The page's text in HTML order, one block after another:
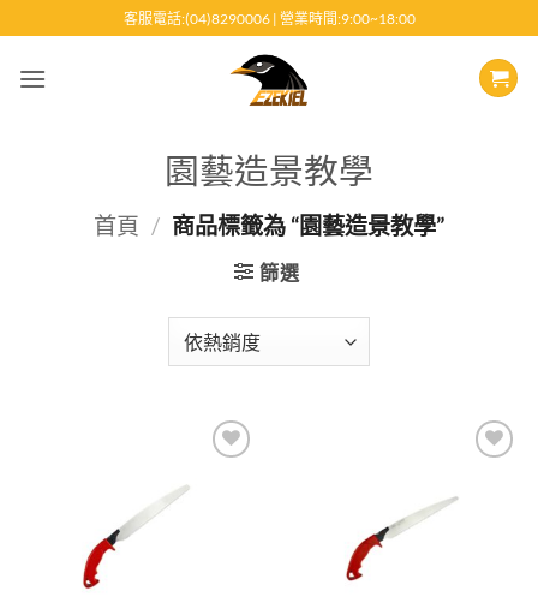
至
客服電話:(04)8290006 | 營業時間:9:00~18:00
園藝造景教學
首頁 / 商品標籤為 “園藝造景教學”
篩選